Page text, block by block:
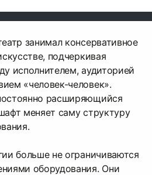
занимал консервативное
подчеркивая
исполнителем, аудиторией
«человек-человек».
расширяющийся
меняет саму структуру
больше не ограничиваются
оборудования. Они